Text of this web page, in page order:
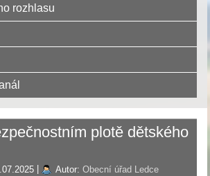
rozhlasu
plotě dětského
Autor: Obecní úřad Ledce